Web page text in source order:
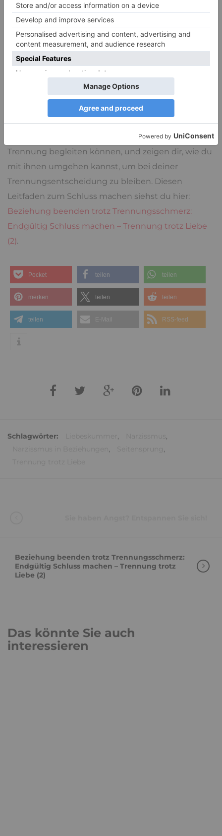
unser Leuchtturm. Sie zeigt uns, wie wir ein Leben
in Einklang mit unseren Werten führen können.
Welche Tricks können uns dabei helfen, die
Stolpertsteine auf dem Weg zu einem
verantwortungsvollen Umgangmit uns selbst zu
umgehen? Damit wir es schaffen können, die Affäre
zu beenden? Im nächsten Abschnitt unserer Reihe
„Trennung trotz Liebe“ geben wir dir eine Landkarte
der Emotionen an die Hand, die dich im Prozess der
Trennung begleiten können, und zeigen dir, wie du
mit ihnen umgehen kannst, um bei deiner
Trennungsentscheidung zu bleiben. Diesen
Leitfaden zum Schluss machen siehst du hier:
Beziehung beenden trotz Trennungsschmerz:
Endgültig Schluss machen – Trennung trotz Liebe
(2).
Pocket teilen teilen
merken teilen teilen
teilen E-Mail RSS-feed
Schlagwörter: ,
,
,
,
Beziehung beenden trotz Trennungsschmerz:
Endgültig Schluss machen – Trennung trotz
Liebe (2)
Das könnte Sie auch
interessieren